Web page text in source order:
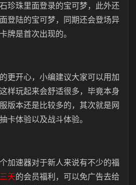
珍珠里面登录的宝可梦，此外还
登陆的宝可梦，同期还会登场异
牌是首次出现的。
更开心，小编建议大家可以用加
样玩起来会舒适很多，毕竟本身
版本还是比较多的，其次就是网
卡体验以及战斗体验。
加速器对于新人来说有不少的福
三天的会员福利，可以免广告去给